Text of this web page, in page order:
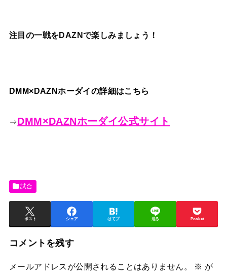
注目の一戦をDAZNで楽しみましょう！
DMM×DAZNホーダイの詳細はこちら
⇒DMM×DAZNホーダイ公式サイト
試合
ポスト シェア はてブ 送る Pocket
コメントを残す
メールアドレスが公開されることはありません。 ※ が